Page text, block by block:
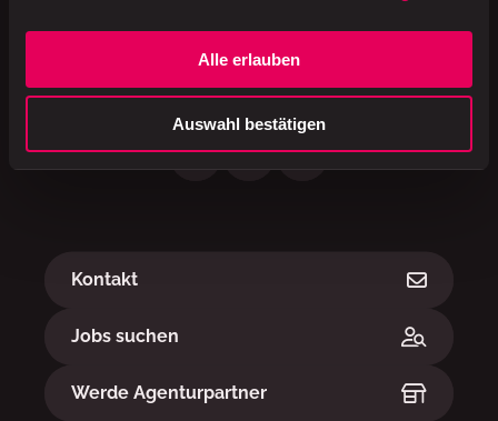
Alle erlauben
Auswahl bestätigen
4132 Muttenz
Kontakt
Jobs suchen
Werde Agenturpartner